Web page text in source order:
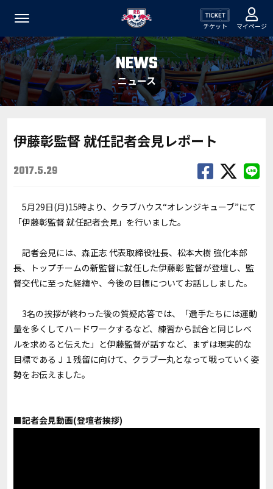
チケット マイページ
NEWS
ニュース
伊藤彰監督 就任記者会見レポート
2017.5.29
5月29日(月)15時より、クラブハウス“オレンジキューブ”にて
「伊藤彰監督 就任記者会見」を行いました。
記者会見には、森正志 代表取締役社長、松本大樹 強化本部
長、トップチームの新監督に就任した伊藤彰 監督が登壇し、監
督交代に至った経緯や、今後の目標についてお話ししました。
3名の挨拶が終わった後の質疑応答では、「選手たちには運動
量を多くしてハードワークするなど、練習から試合と同じレベ
ルを求めると伝えた」と伊藤監督が話すなど、まずは現実的な
目標であるＪ１残留に向けて、クラブ一丸となって戦っていく姿
勢をお伝えました。
■記者会見動画(登壇者挨拶)